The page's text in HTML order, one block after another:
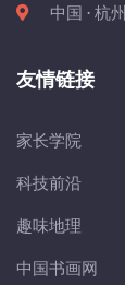
中国 · 杭州
友情链接
家长学院
科技前沿
趣味地理
中国书画网